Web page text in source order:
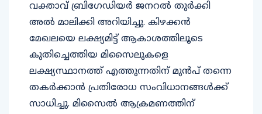
വക്താവ് ബ്രിഗേഡിയർ ജനറൽ തുർക്കി
അൽ മാലിക്കി അറിയിച്ചു. കിഴക്കൻ
മേഖലയെ ലക്ഷ്യമിട്ട് ആകാശത്തിലൂടെ
കുതിച്ചെത്തിയ മിസൈലുകളെ
ലക്ഷ്യസ്ഥാനത്ത് എത്തുന്നതിന് മുൻപ് തന്നെ
തകർക്കാൻ പ്രതിരോധ സംവിധാനങ്ങൾക്ക്
സാധിച്ചു. മിസൈൽ ആക്രമണത്തിന്